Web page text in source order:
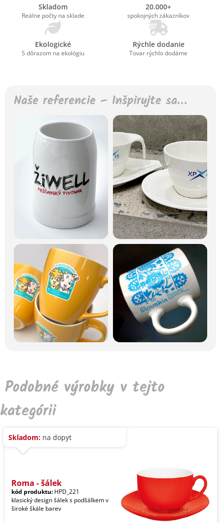
Skladom
Reálne počty na sklade
20.000+
spokojných zákazníkov
Ekologické
S dôrazom na ekológiu
Rýchle dodanie
Tovar rýchlo dodáme
Naše referencie – Inšpirujte sa…
Podobné výrobky v tejto
kategórii
Skladom: na dopyt
Roma - šálek
kód produktu: HPD_221
klasický design šálek s podšálkem v
široké škále barev